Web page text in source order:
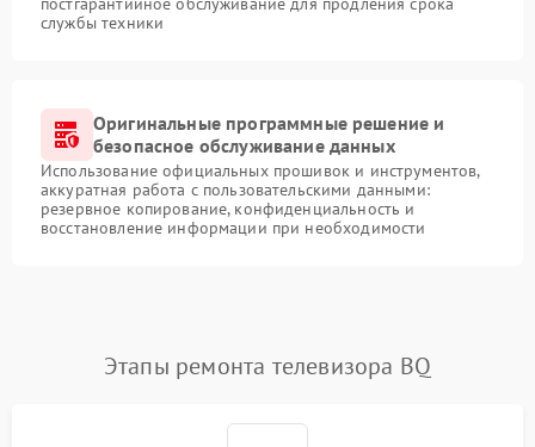
службы техники
Оригинальные программные решение и
безопасное обслуживание данных
Использование официальных прошивок и инструментов,
аккуратная работа с пользовательскими данными:
резервное копирование, конфиденциальность и
восстановление информации при необходимости
Этапы ремонта телевизора BQ